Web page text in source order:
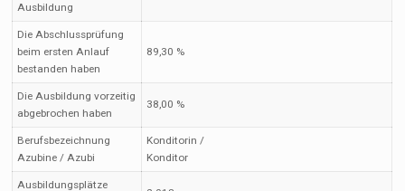
Ausbildung
Die Abschlussprüfung
beim ersten Anlauf
bestanden haben
89,30 %
Die Ausbildung vorzeitig
abgebrochen haben
38,00 %
Berufsbezeichnung
Azubine / Azubi
Konditorin /
Konditor
Ausbildungsplätze